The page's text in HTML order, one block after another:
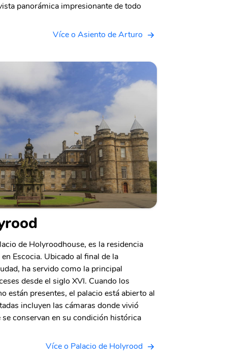
panorámica impresionante de todo
Více o Asiento de Arturo
de Holyroodhouse, es la residencia
Escocia. Ubicado al final de la
ha servido como la principal
desde el siglo XVI. Cuando los
están presentes, el palacio está abierto al
incluyen las cámaras donde vivió
se conservan en su condición histórica
Více o Palacio de Holyrood